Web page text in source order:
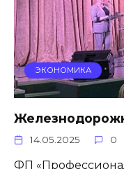
ЭКОНОМИКА
14.05.2025 0
ФП